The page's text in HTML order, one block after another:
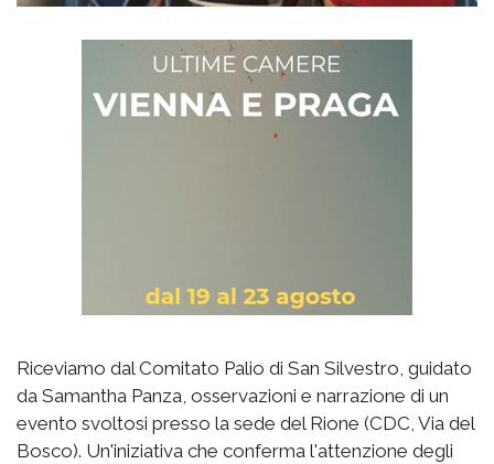
Riceviamo dal Comitato Palio di San Silvestro, guidato
da Samantha Panza, osservazioni e narrazione di un
evento svoltosi presso la sede del Rione (CDC, Via del
Bosco). Un'iniziativa che conferma l'attenzione degli